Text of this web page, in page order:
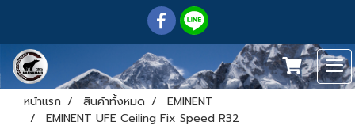
หน้าแรก สินค้าทั้งหมด
EMINENT
EMINENT UFE Ceiling Fix Speed R32